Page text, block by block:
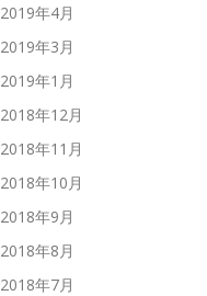
2019年4月
2019年3月
2019年1月
2018年12月
2018年11月
2018年10月
2018年9月
2018年8月
2018年7月